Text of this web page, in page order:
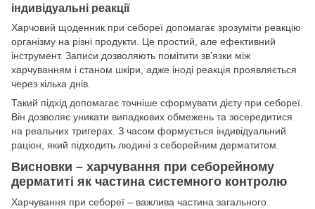
індивідуальні реакції
Харчовий щоденник при себореї допомагає зрозуміти реакцію
організму на різні продукти. Це простий, але ефективний
інструмент. Записи дозволяють помітити зв’язки між
харчуванням і станом шкіри, адже іноді реакція проявляється
через кілька днів.
Такий підхід допомагає точніше сформувати дієту при себореї.
Він дозволяє уникати випадкових обмежень та зосередитися
на реальних тригерах. З часом формується індивідуальний
раціон, який підходить людині з себорейним дерматитом.
Висновки – харчування при себорейному
дерматиті як частина системного контролю
Харчування при себореї – важлива частина загального